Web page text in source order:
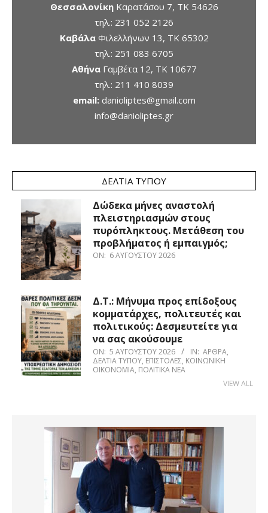
ΘεσσαλονίκηΚαρατάσου 7, TK 54626
τηλ.: 231 052 2126
ΚαβάλαΦιλελλήνων 13, ΤΚ 65302
τηλ.: 251 083 6705
ΑθήναΓαμβέτα 12, ΤΚ 10677
τηλ.: 211 410 8039
email: danioliptes@gmail.com
info@danioliptes.gr
ΔΕΛΤΊΑ ΤΎΠΟΥ
Δώδεκα μήνες αναστολή
πλειστηριασμών στους
πυρόπληκτους. Μετάθεση του
προβλήματος ή εμπαιγμός;
ON: 6 ΑΥΓΟΎΣΤΟΥ 2026
Δ.Τ.: Μήνυμα προς επίδοξους
κομματάρχες, πολιτευτές και
πολιτικούς: Δεσμευτείτε για
να σας ακούσουμε
ON: 5 ΑΥΓΟΎΣΤΟΥ 2026 IN: ΆΡΘΡΑ,
ΔΕΛΤΊΑ ΤΎΠΟΥ, ΕΠΙΣΤΟΛΈΣ, ΚΟΙΝΩΝΙΚΉ
ΟΙΚΟΝΟΜΊΑ, ΠΟΛΙΤΙΚΆ ΝΈΑ
VIEW ALL